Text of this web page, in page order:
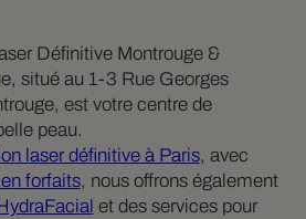
Définitive Montrouge &
situé au 1-3 Rue Georges
est votre centre de
peau.
laser définitive à Paris, avec
forfaits, nous offrons également
et des services pour